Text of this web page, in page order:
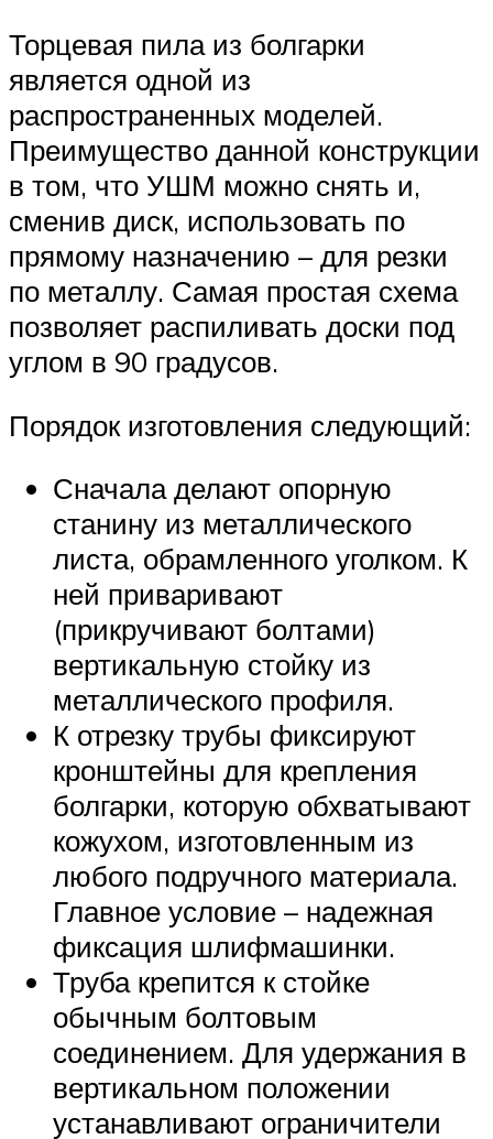
Торцевая пила из болгарки
является одной из
распространенных моделей.
Преимущество данной конструкции
в том, что УШМ можно снять и,
сменив диск, использовать по
прямому назначению – для резки
по металлу. Самая простая схема
позволяет распиливать доски под
углом в 90 градусов.
Порядок изготовления следующий:
Сначала делают опорную
станину из металлического
листа, обрамленного уголком. К
ней приваривают
(прикручивают болтами)
вертикальную стойку из
металлического профиля.
К отрезку трубы фиксируют
кронштейны для крепления
болгарки, которую обхватывают
кожухом, изготовленным из
любого подручного материала.
Главное условие – надежная
фиксация шлифмашинки.
Труба крепится к стойке
обычным болтовым
соединением. Для удержания в
вертикальном положении
устанавливают ограничители